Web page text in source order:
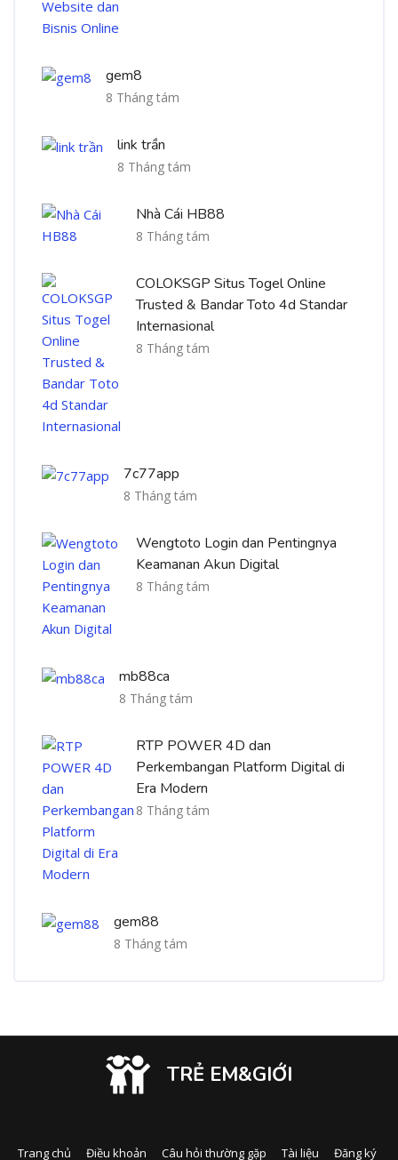
gem8
8 Tháng tám
link trần
8 Tháng tám
Nhà Cái HB88
8 Tháng tám
COLOKSGP Situs Togel Online
Trusted & Bandar Toto 4d Standar
Internasional
8 Tháng tám
7c77app
8 Tháng tám
Wengtoto Login dan Pentingnya
Keamanan Akun Digital
8 Tháng tám
mb88ca
8 Tháng tám
RTP POWER 4D dan
Perkembangan Platform Digital di
Era Modern
8 Tháng tám
gem88
8 Tháng tám
TRẺ EM&GIỚI
Trang chủ Điều khoản Câu hỏi thường gặp Tài liệu Đăng ký